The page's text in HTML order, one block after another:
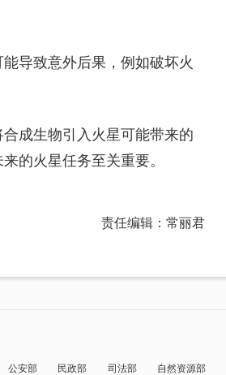
导致意外后果，例如破坏火
成生物引入火星可能带来的
的火星任务至关重要。
责任编辑：常丽君
公安部 民政部 司法部 自然资源部